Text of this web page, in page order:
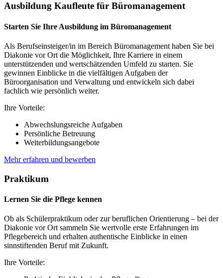
Ausbildung Kaufleute für Büromanagement
Starten Sie Ihre Ausbildung im Büromanagement
Als Berufseinsteiger/in im Bereich Büromanagement haben Sie bei
Diakonie vor Ort die Möglichkeit, Ihre Karriere in einem
unterstützenden und wertschätzenden Umfeld zu starten. Sie
gewinnen Einblicke in die vielfältigen Aufgaben der
Büroorganisation und Verwaltung und entwickeln sich dabei
fachlich wie persönlich weiter.
Ihre Vorteile:
Abwechslungsreiche Aufgaben
Persönliche Betreuung
Weiterbildungsangebote
Mehr erfahren und bewerben
Praktikum
Lernen Sie die Pflege kennen
Ob als Schülerpraktikum oder zur beruflichen Orientierung – bei der
Diakonie vor Ort sammeln Sie wertvolle erste Erfahrungen im
Pflegebereich und erhalten authentische Einblicke in einen
sinnstiftenden Beruf mit Zukunft.
Ihre Vorteile: